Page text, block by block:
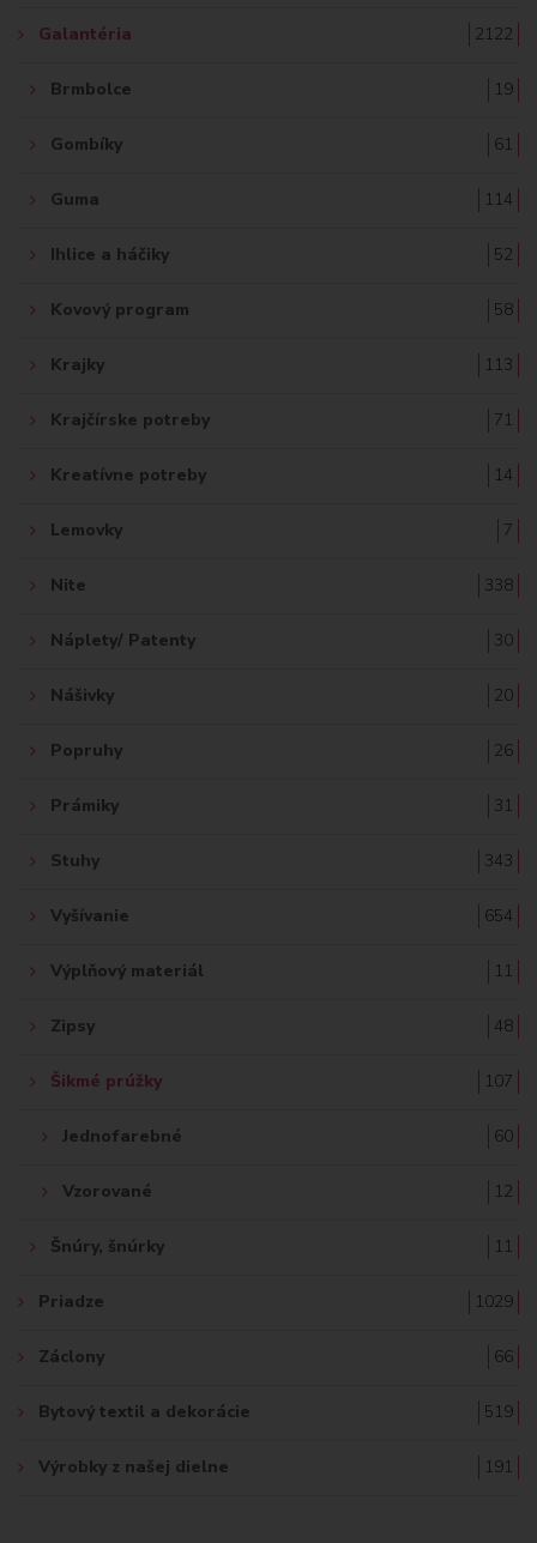
Galantéria 2122
Brmbolce 19
Gombíky 61
Guma 114
Ihlice a háčiky 52
Kovový program 58
Krajky 113
Krajčírske potreby 71
Kreatívne potreby 14
Lemovky 7
Nite 338
Náplety/ Patenty 30
Nášivky 20
Popruhy 26
Prámiky 31
Stuhy 343
Vyšívanie 654
Výplňový materiál 11
Zipsy 48
Šikmé prúžky 107
Jednofarebné 60
Vzorované 12
Šnúry, šnúrky 11
Priadze 1029
Záclony 66
Bytový textil a dekorácie 519
Výrobky z našej dielne 191